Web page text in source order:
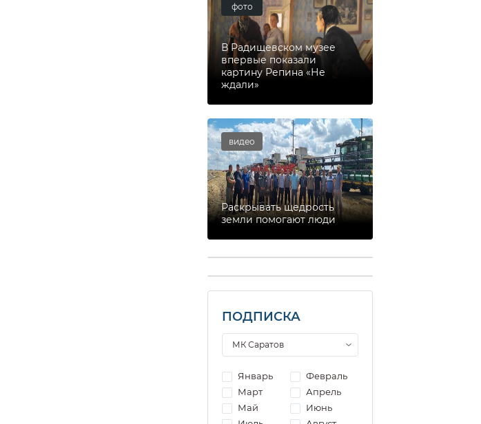
фото
В Радищевском музее
впервые показали
картину Репина «Не
ждали»
видео
Раскрывать щедрость
земли помогают люди
ПОДПИСКА
Январь
Февраль
Март
Апрель
Май
Июнь